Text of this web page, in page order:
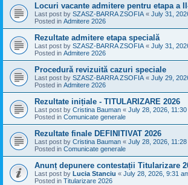
Locuri vacante admitere pentru etapa a
Last post by SZASZ-BARRA ZSOFIA « July 31,
Posted in Admitere 2026
Rezultate admitere etapa specială
Last post by SZASZ-BARRA ZSOFIA « July 31,
Posted in Admitere 2026
Procedură revizuită cazuri speciale
Last post by SZASZ-BARRA ZSOFIA « July 29,
Posted in Admitere 2026
Rezultate inițiale - TITULARIZARE 2026
Last post by Cristina Bauman « July 28, 2026, 11:30
Posted in Comunicate generale
Rezultate finale DEFINITIVAT 2026
Last post by Cristina Bauman « July 28, 2026, 11:28
Posted in Comunicate generale
Anunț depunere contestații Titularizare
Last post by Lucia Stanciu « July 28, 2026, 9:31
Posted in Titularizare 2026